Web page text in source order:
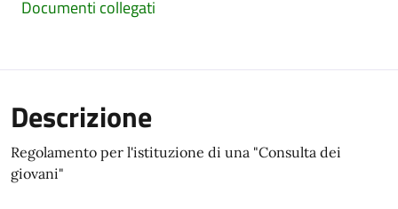
Documenti collegati
Descrizione
Regolamento per l'istituzione di una "Consulta dei
giovani"